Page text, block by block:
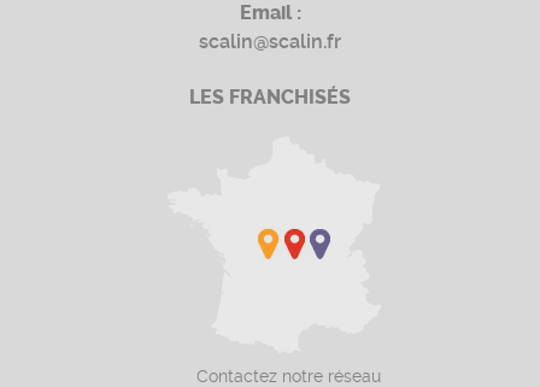
Email :
scalin@scalin.fr
LES FRANCHISÉS
Contactez notre réseau